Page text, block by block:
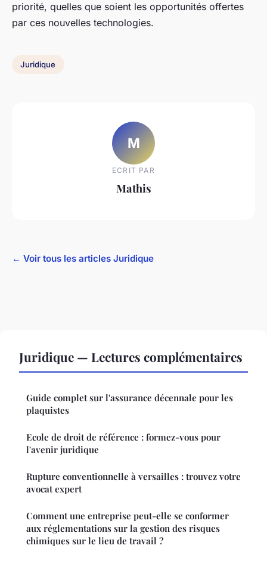
priorité, quelles que soient les opportunités offertes
par ces nouvelles technologies.
Juridique
M
ECRIT PAR
Mathis
← Voir tous les articles Juridique
Juridique — Lectures complémentaires
Guide complet sur l'assurance décennale pour les
plaquistes
Ecole de droit de référence : formez-vous pour
l'avenir juridique
Rupture conventionnelle à versailles : trouvez votre
avocat expert
Comment une entreprise peut-elle se conformer
aux réglementations sur la gestion des risques
chimiques sur le lieu de travail ?